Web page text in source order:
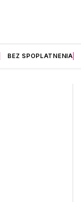
BEZ SPOPLATNENIA